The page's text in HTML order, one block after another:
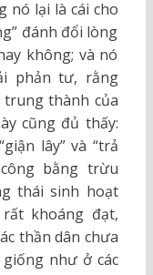
nó lại là cái cho
đánh đổi lòng
không; và nó
phản tư, rằng
trung thành của
cũng đủ thấy:
lây” và “trả
bằng trừu
thái sinh hoạt
khoáng đạt,
thần dân chưa
như ở các